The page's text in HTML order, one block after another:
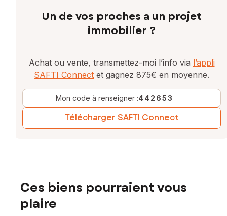
Un de vos proches a un projet
immobilier ?
Achat ou vente, transmettez-moi l’info via l’appli
SAFTI Connect et gagnez 875€ en moyenne.
Mon code à renseigner :442653
Télécharger SAFTI Connect
Ces biens pourraient vous
plaire